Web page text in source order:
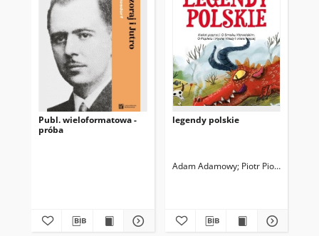
Publ. wieloformatowa -
próba
legendy polskie
Adam Adamowy Piotr Piotrowy